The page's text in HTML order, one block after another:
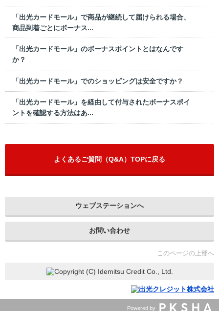
「出光カードモール」で商品が継続して届けられる場合、
商品到着ごとにボーナス...
「出光カードモール」のボーナスポイントとはなんです
か？
「出光カードモール」でのショッピングは安全ですか？
「出光カードモール」を経由して付与されたボーナスポイ
ントを確認する方法はあ...
よくあるご質問（Q&A）TOPに戻る
ウェブステーションへ
お問い合わせ
このページの上部へ
Powered by